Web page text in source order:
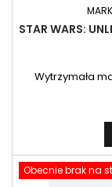
STAR WARS:
Wytrzymała
Obecnie brak na